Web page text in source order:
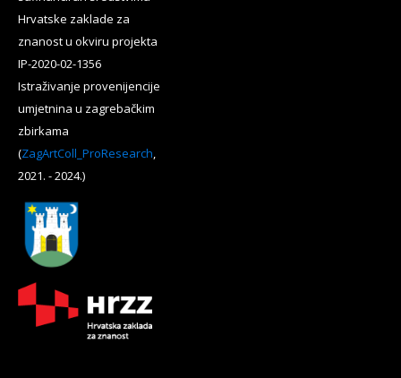
Hrvatske zaklade za
znanost u okviru projekta
IP-2020-02-1356
Istraživanje provenijencije
umjetnina u zagrebačkim
zbirkama
(ZagArtColl_ProResearch,
2021. - 2024.)